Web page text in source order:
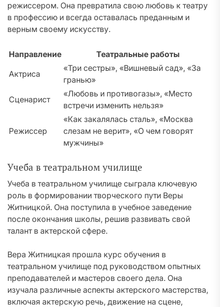
режиссером. Она превратила свою любовь к театру
в профессию и всегда оставалась преданным и
верным своему искусству.
Направление
Театральные работы
Актриса
«Три сестры», «Вишневый сад», «За
гранью»
Сценарист
«Любовь и противогазы», «Место
встречи изменить нельзя»
Режиссер
«Как закалялась сталь», «Москва
слезам не верит», «О чем говорят
мужчины»
Учеба в театральном училище
Учеба в театральном училище сыграла ключевую
роль в формировании творческого пути Веры
Житницкой. Она поступила в учебное заведение
после окончания школы, решив развивать свой
талант в актерской сфере.
Вера Житницкая прошла курс обучения в
театральном училище под руководством опытных
преподавателей и мастеров своего дела. Она
изучала различные аспекты актерского мастерства,
включая актерскую речь, движение на сцене,